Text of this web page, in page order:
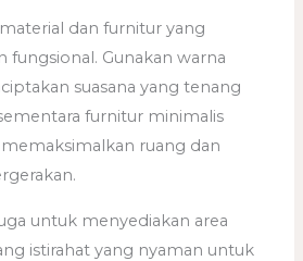
dan furnitur yang
fungsional. Gunakan warna
suasana yang tenang
furnitur minimalis
ruang dan
untuk menyediakan area
istirahat yang nyaman untuk